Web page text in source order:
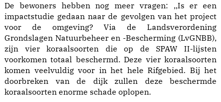
De bewoners hebben nog meer vragen: ,,Is er een
impactstudie gedaan naar de gevolgen van het project
voor de omgeving? Via de Landsverordening
Grondslagen Natuurbeheer en -Bescherming (LvGNBB),
zijn vier koraalsoorten die op de SPAW II-lijsten
voorkomen totaal beschermd. Deze vier koraalsoorten
komen veelvuldig voor in het hele Rifgebied. Bij het
doorbreken van de dijk zullen deze beschermde
koraalsoorten enorme schade oplopen.